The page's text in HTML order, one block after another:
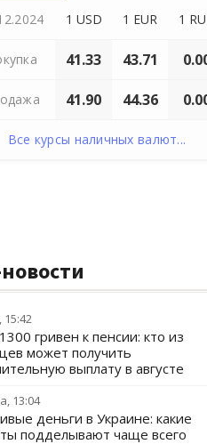
1 USD 1 EUR 1
41.33 43.71
41.90 44.36
Все курсы наличных валют...
гривен к пенсии: кто из
может получить
выплату в августе
13:04
деньги в Украине: какие
подделывают чаще всего